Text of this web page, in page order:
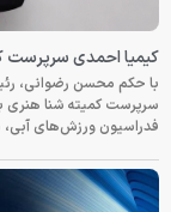
کیمیا احمدی سرپرست
با حکم محسن رضوانی،
سرپرست کمیته شنا هنری
فدراسیون ورزش‌های آبی،